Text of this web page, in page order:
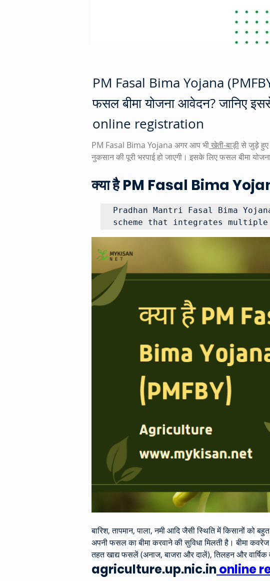
PM Fasal Bima Yojana
फसल बीमा योजना आवेदन? जानिए
online registration
PM Fasal Bima Yojana अगर आप भी खेती-बाड़ी से जुड़े हुए
नुकसान की पूरी भरपाई हो जाएगी। इसके लिए फसल बीमा
क्या है PM Fasal Bima
Pradhan Mantri Fasal Bima
scheme that integrates
बारिश, तापमान, पाला, नमी आदि जैसी स्थिति में किसानों
अपनी फसल का बीमा करवाने की सुविधा मिलती है। बीमा
तहत खाद्य फसलें (अनाज, बाजरा और दालें), तिलहन और वार्षिक
agriculture.up.nic.in online